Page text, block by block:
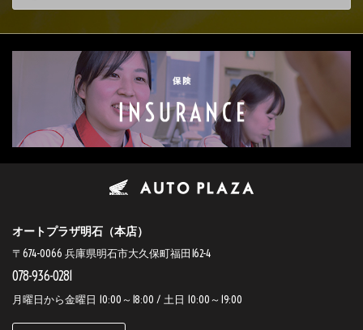
オートプラザ明石（本店）
〒674-0066 兵庫県明石市大久保町福田162-4
078-936-0281
月曜日から金曜日 10:00～18:00 / 土日 10:00～19:00